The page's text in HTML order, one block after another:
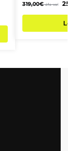
319,00€ áfa-val